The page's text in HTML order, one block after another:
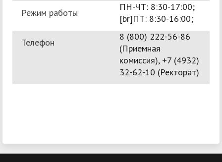
Режим работы
ПН-ЧТ: 8:30-17:00;
[br]ПТ: 8:30-16:00;
Телефон
8 (800) 222-56-86
(Приемная
комиссия), +7 (4932)
32-62-10 (Ректорат)